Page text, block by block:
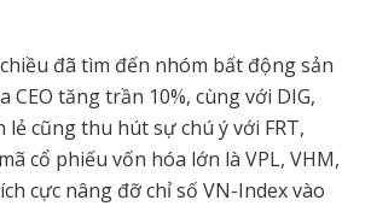
đã tìm đến nhóm bất động sản
CEO tăng trần 10%, cùng với DIG,
lẻ cũng thu hút sự chú ý với FRT,
cổ phiếu vốn hóa lớn là VPL, VHM,
cực nâng đỡ chỉ số VN-Index vào